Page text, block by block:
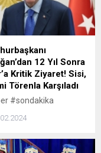
12 Yıl Sonra
Kritik Ziyaret! Sisi,
Törenla Karşıladı
#sondakika
Tayyip Erdoğan,
Uluslararası